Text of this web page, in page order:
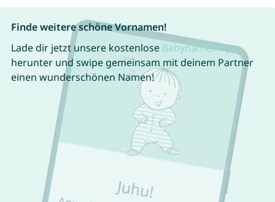
Finde weitere schöne Vornamen!
Lade dir jetzt unsere kostenlose Babynamen App
herunter und swipe gemeinsam mit deinem Partner
einen wunderschönen Namen!